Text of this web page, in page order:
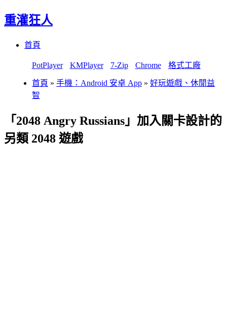
重灌狂人
首頁
PotPlayer KMPlayer 7-Zip Chrome 格式工廠
首頁 » 手機：Android 安卓 App » 好玩遊戲、休閒益
智
「2048 Angry Russians」加入關卡設計的
另類 2048 遊戲